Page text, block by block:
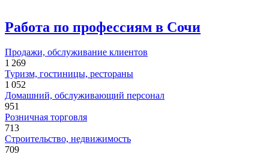
Работа по профессиям в Сочи
Продажи, обслуживание клиентов
1 269
Туризм, гостиницы, рестораны
1 052
Домашний, обслуживающий персонал
951
Розничная торговля
713
Строительство, недвижимость
709